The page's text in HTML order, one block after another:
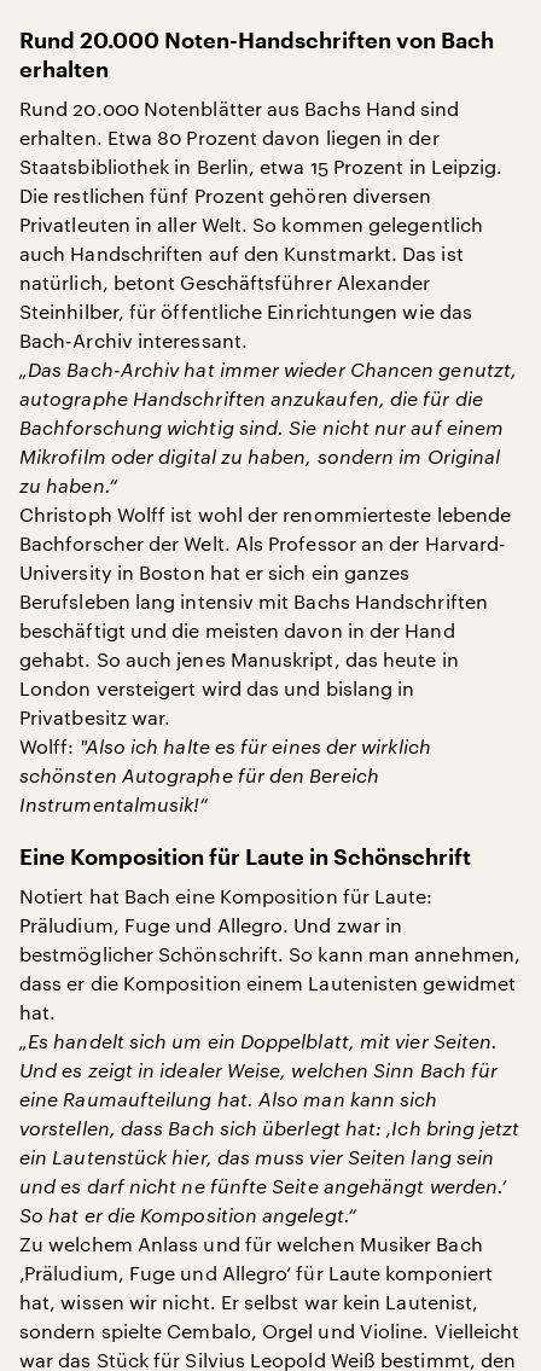
Rund 20.000 Noten-Handschriften von Bach
erhalten
Rund 20.000 Notenblätter aus Bachs Hand sind
erhalten. Etwa 80 Prozent davon liegen in der
Staatsbibliothek in Berlin, etwa 15 Prozent in Leipzig.
Die restlichen fünf Prozent gehören diversen
Privatleuten in aller Welt. So kommen gelegentlich
auch Handschriften auf den Kunstmarkt. Das ist
natürlich, betont Geschäftsführer Alexander
Steinhilber, für öffentliche Einrichtungen wie das
Bach-Archiv interessant.
„Das Bach-Archiv hat immer wieder Chancen genutzt,
autographe Handschriften anzukaufen, die für die
Bachforschung wichtig sind. Sie nicht nur auf einem
Mikrofilm oder digital zu haben, sondern im Original
zu haben.“
Christoph Wolff ist wohl der renommierteste lebende
Bachforscher der Welt. Als Professor an der Harvard-
University in Boston hat er sich ein ganzes
Berufsleben lang intensiv mit Bachs Handschriften
beschäftigt und die meisten davon in der Hand
gehabt. So auch jenes Manuskript, das heute in
London versteigert wird das und bislang in
Privatbesitz war.
Wolff: "Also ich halte es für eines der wirklich
schönsten Autographe für den Bereich
Instrumentalmusik!“
Eine Komposition für Laute in Schönschrift
Notiert hat Bach eine Komposition für Laute:
Präludium, Fuge und Allegro. Und zwar in
bestmöglicher Schönschrift. So kann man annehmen,
dass er die Komposition einem Lautenisten gewidmet
hat.
„Es handelt sich um ein Doppelblatt, mit vier Seiten.
Und es zeigt in idealer Weise, welchen Sinn Bach für
eine Raumaufteilung hat. Also man kann sich
vorstellen, dass Bach sich überlegt hat: ‚Ich bring jetzt
ein Lautenstück hier, das muss vier Seiten lang sein
und es darf nicht ne fünfte Seite angehängt werden.‘
So hat er die Komposition angelegt.“
Zu welchem Anlass und für welchen Musiker Bach
‚Präludium, Fuge und Allegro‘ für Laute komponiert
hat, wissen wir nicht. Er selbst war kein Lautenist,
sondern spielte Cembalo, Orgel und Violine. Vielleicht
war das Stück für Silvius Leopold Weiß bestimmt, den